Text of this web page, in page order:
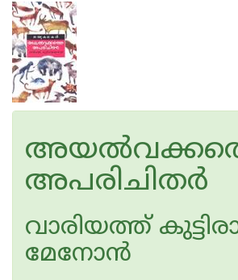
അപരിചിതര്‍
വാരിയത്ത്
മേനോന്‍